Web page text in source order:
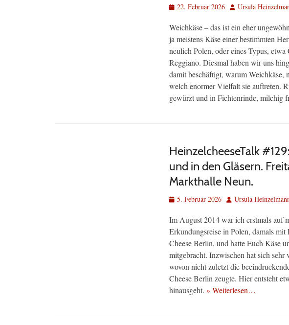
Veröffentlicht
22. Februar 2026 AutorUrsula
Weichkäse – das ist ein eher
ja meistens Käse einer bestimmten
neulich Polen, oder eines Typus,
Reggiano. Diesmal haben wir uns
damit beschäftigt, warum Weichkäse,
welch enormer Vielfalt sie auftreten.
gewürzt und in Fichtenrinde,
HeinzelcheeseTalk
und in den Gläsern.
Markthalle Neun.
Veröffentlicht
5. Februar 2026 AutorUrsula
Im August 2014 war ich erstmals auf
Erkundungsreise in Polen, damals
Cheese Berlin, und hatte Euch Käse
mitgebracht. Inzwischen hat sich sehr
wovon nicht zuletzt die
Cheese Berlin zeugte. Hier entsteht
hinausgeht. » Weiterlesen…